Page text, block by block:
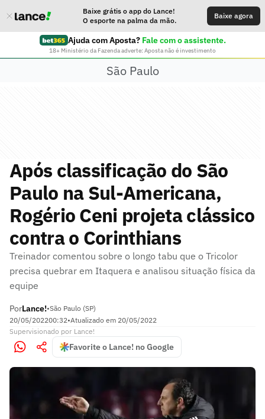
Baixe grátis o app do Lance!
O esporte na palma da mão.
Baixe agora
Ajuda com Aposta? Fale com o assistente.
18+ Ministério da Fazenda adverte: Aposta não é investimento
São Paulo
Após classificação do São
Paulo na Sul-Americana,
Rogério Ceni projeta clássico
contra o Corinthians
Treinador comentou sobre o longo tabu que o Tricolor
precisa quebrar em Itaquera e analisou situação física da
equipe
PorLance!•São Paulo (SP)
20/05/202200:32•Atualizado em 20/05/2022
Supervisionado por Lance!
Favorite o Lance! no Google